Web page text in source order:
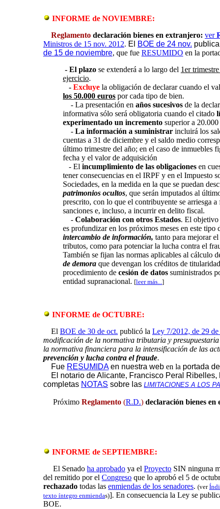
INFORME de NOVIEMBRE:
Reglamento declaración bienes en extranjero: ver
Ministros de 15 nov. 2012. El BOE de 24 nov.
de 15 de noviembre, que fue RESUMIDO en la
- El plazo se extenderá a lo largo del 1er
ejercicio.
- Excluye la obligación de declarar cuando el
los 50.000 euros por cada tipo de bien.
- La presentación en años sucesivos de la
informativa sólo será obligatoria cuando el citado
experimentado un incremento superior a 20.000
- La información a suministrar incluirá los
cuentas a 31 de diciembre y el saldo medio
último trimestre del año; en el caso de inmuebles
fecha y el valor de adquisición
- El incumplimiento de las obligaciones en
tener consecuencias en el IRPF y en el Impuesto
Sociedades, en la medida en la que se puedan
patrimonios ocultos, que serán imputados al
prescrito, con lo que el contribuyente se arriesga a
sanciones e, incluso, a incurrir en delito fiscal.
- Colaboración con otros Estados. El
es profundizar en los próximos meses en este tipo
intercambio de información, tanto para mejorar
tributos, como para potenciar la lucha contra el
También se fijan las normas aplicables al cálculo
de demora que devengan los créditos de
procedimiento de cesión de datos suministrados
entidad supranacional. [leer más...]
INFORME de OCTUBRE:
El BOE de 30 de oct. publicó la Ley 7/2012, de 29
modificación de la normativa tributaria y
la normativa financiera para la intensificación de las
prevención y lucha contra el fraude.
Fue RESUMIDAen nuestra web en la portada
E l notario de Alicante, Francisco Peral
completas NOTAS sobre las LIMITACIONES A LOS
Próximo Reglamento (R.D.) declaración bienes
INFORME de SEPTIEMBRE:
El Senado ha aprobado ya el Proyecto SIN ninguna
del remitido por el Congreso que lo aprobó el 5 de
rechazado todas las enmiendas de los senadores. (ver
texto íntegro enmiendas)]. En consecuencia la Ley se
BOE.